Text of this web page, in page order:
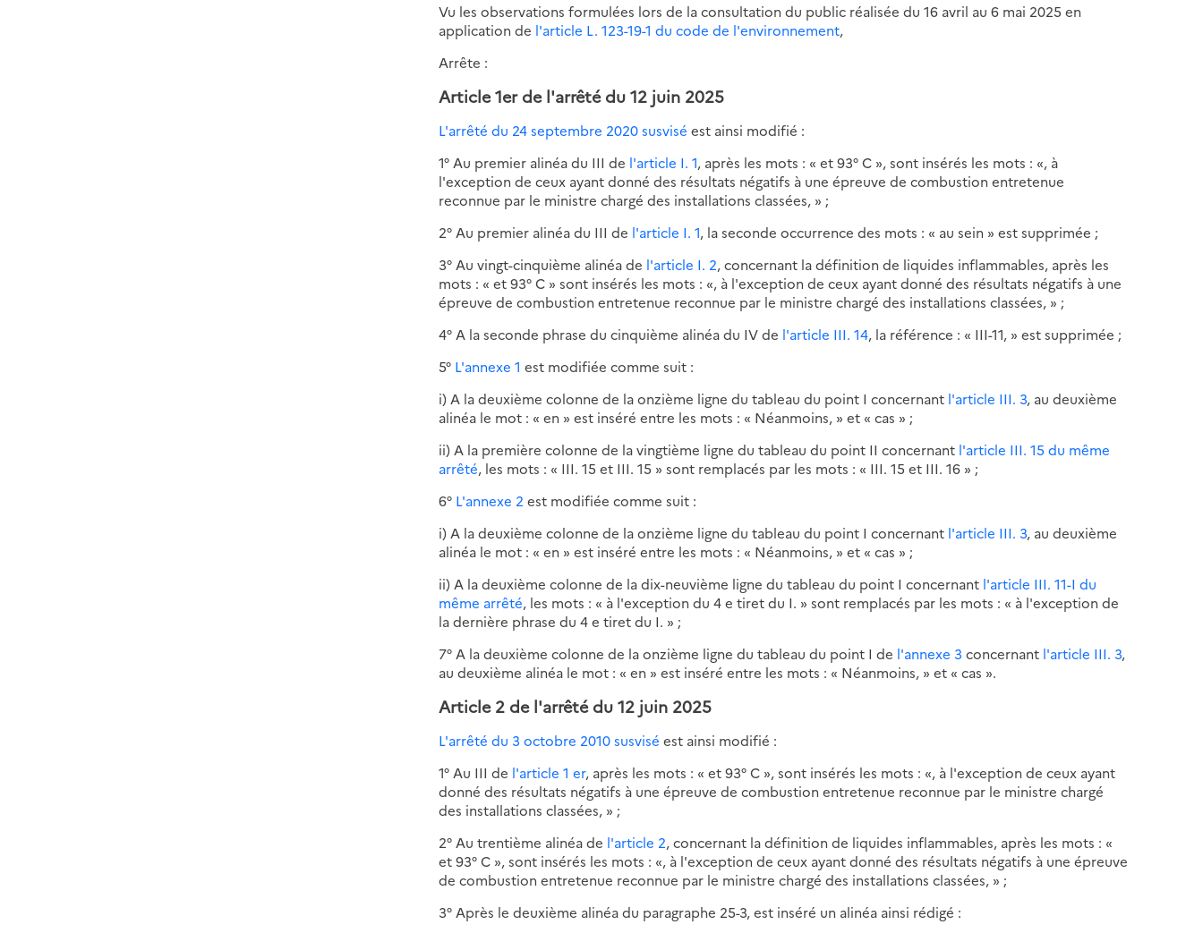
Vu les observations formulées lors de la consultation du public réalisée du 16 avril au 6 mai 2025 en
application de l'article L. 123-19-1 du code de l'environnement,
Arrête :
Article 1er de l'arrêté du 12 juin 2025
L'arrêté du 24 septembre 2020 susvisé est ainsi modifié :
1° Au premier alinéa du III de l'article I. 1, après les mots : « et 93° C », sont insérés les mots : «, à
l'exception de ceux ayant donné des résultats négatifs à une épreuve de combustion entretenue
reconnue par le ministre chargé des installations classées, » ;
2° Au premier alinéa du III de l'article I. 1, la seconde occurrence des mots : « au sein » est supprimée ;
3° Au vingt-cinquième alinéa de l'article I. 2, concernant la définition de liquides inflammables, après les
mots : « et 93° C » sont insérés les mots : «, à l'exception de ceux ayant donné des résultats négatifs à une
épreuve de combustion entretenue reconnue par le ministre chargé des installations classées, » ;
4° A la seconde phrase du cinquième alinéa du IV de l'article III. 14, la référence : « III-11, » est supprimée ;
5° L'annexe 1 est modifiée comme suit :
i) A la deuxième colonne de la onzième ligne du tableau du point I concernant l'article III. 3, au deuxième
alinéa le mot : « en » est inséré entre les mots : « Néanmoins, » et « cas » ;
ii) A la première colonne de la vingtième ligne du tableau du point II concernant l'article III. 15 du même
arrêté, les mots : « III. 15 et III. 15 » sont remplacés par les mots : « III. 15 et III. 16 » ;
6° L'annexe 2 est modifiée comme suit :
i) A la deuxième colonne de la onzième ligne du tableau du point I concernant l'article III. 3, au deuxième
alinéa le mot : « en » est inséré entre les mots : « Néanmoins, » et « cas » ;
ii) A la deuxième colonne de la dix-neuvième ligne du tableau du point I concernant l'article III. 11-I du
même arrêté, les mots : « à l'exception du 4 e tiret du I. » sont remplacés par les mots : « à l'exception de
la dernière phrase du 4 e tiret du I. » ;
7° A la deuxième colonne de la onzième ligne du tableau du point I de l'annexe 3 concernant l'article III. 3,
au deuxième alinéa le mot : « en » est inséré entre les mots : « Néanmoins, » et « cas ».
Article 2 de l'arrêté du 12 juin 2025
L'arrêté du 3 octobre 2010 susvisé est ainsi modifié :
1° Au III de l'article 1 er, après les mots : « et 93° C », sont insérés les mots : «, à l'exception de ceux ayant
donné des résultats négatifs à une épreuve de combustion entretenue reconnue par le ministre chargé
des installations classées, » ;
2° Au trentième alinéa de l'article 2, concernant la définition de liquides inflammables, après les mots : «
et 93° C », sont insérés les mots : «, à l'exception de ceux ayant donné des résultats négatifs à une épreuve
de combustion entretenue reconnue par le ministre chargé des installations classées, » ;
3° Après le deuxième alinéa du paragraphe 25-3, est inséré un alinéa ainsi rédigé :